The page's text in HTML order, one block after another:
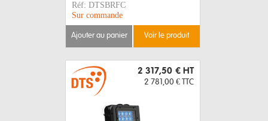
Réf: DTSBRFC
Sur commande
ajouter au panier voir le produit
2 317,50 € HT
2 781,00 € TTC